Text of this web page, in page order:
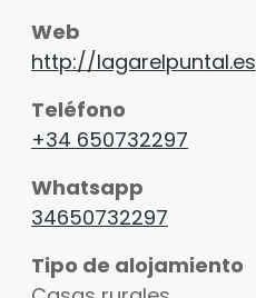
Web
http://lagarelpuntal.es
Teléfono
+34 650732297
Whatsapp
34650732297
Tipo de alojamiento